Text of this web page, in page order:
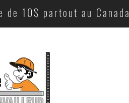
10$ partout au Canada